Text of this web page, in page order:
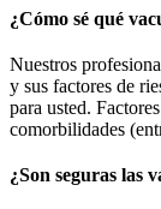
¿Cómo sé qué
Nuestros
y sus factores de
para usted.
comorbilidades
¿Son seguras las